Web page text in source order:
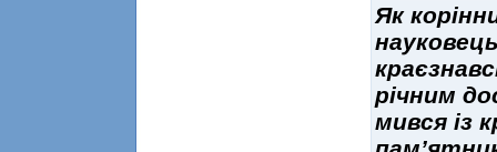
Як
річним
мився із